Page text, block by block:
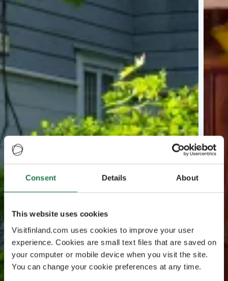
Consent Details About
This website uses cookies
Visitfinland.com uses cookies to improve your user
experience. Cookies are small text files that are saved on
your computer or mobile device when you visit the site.
You can change your cookie preferences at any time.